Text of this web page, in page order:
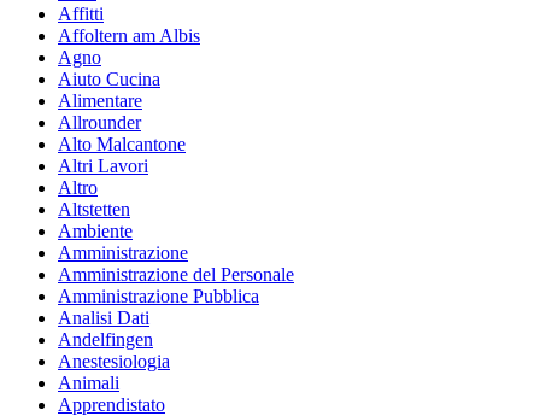
Affitti
Affoltern am Albis
Agno
Aiuto Cucina
Alimentare
Allrounder
Alto Malcantone
Altri Lavori
Altro
Altstetten
Ambiente
Amministrazione
Amministrazione del Personale
Amministrazione Pubblica
Analisi Dati
Andelfingen
Anestesiologia
Animali
Apprendistato